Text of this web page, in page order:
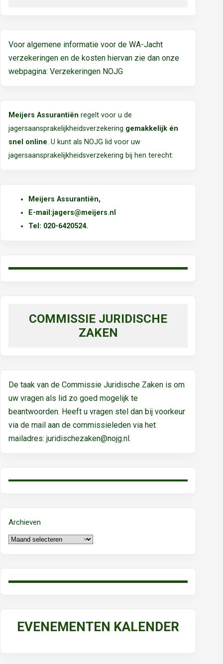
Voor algemene informatie voor de WA-Jacht
verzekeringen en de kosten hiervan zie dan onze
webpagina: Verzekeringen NOJG
Meijers Assurantiën regelt voor u de
jagersaansprakelijkheidsverzekering gemakkelijk én
snel online. U kunt als NOJG lid voor uw
jagersaansprakelijkheidsverzekering bij hen terecht:
Meijers Assurantiën,
E-mail:jagers@meijers.nl
Tel: 020-6420524.
COMMISSIE JURIDISCHE
ZAKEN
De taak van de Commissie Juridische Zaken is om
uw vragen als lid zo goed mogelijk te
beantwoorden. Heeft u vragen stel dan bij voorkeur
via de mail aan de commissieleden via het
mailadres: juridischezaken@nojg.nl.
Archieven
EVENEMENTEN KALENDER